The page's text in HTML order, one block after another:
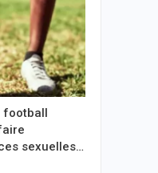
football
sexuelles…